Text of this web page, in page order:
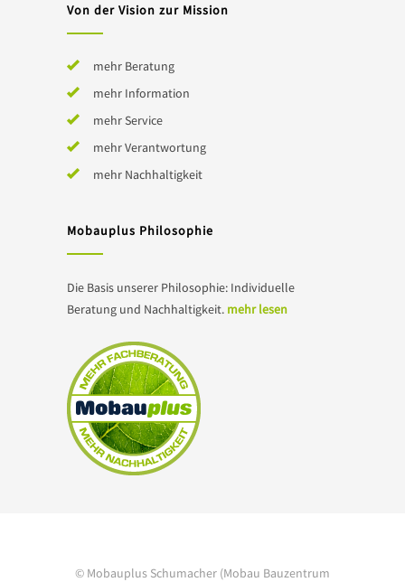
Von der Vision zur Mission
mehr Beratung
mehr Information
mehr Service
mehr Verantwortung
mehr Nachhaltigkeit
Mobauplus Philosophie
Die Basis unserer Philosophie: Individuelle
Beratung und Nachhaltigkeit. mehr lesen
© Mobauplus Schumacher (Mobau Bauzentrum